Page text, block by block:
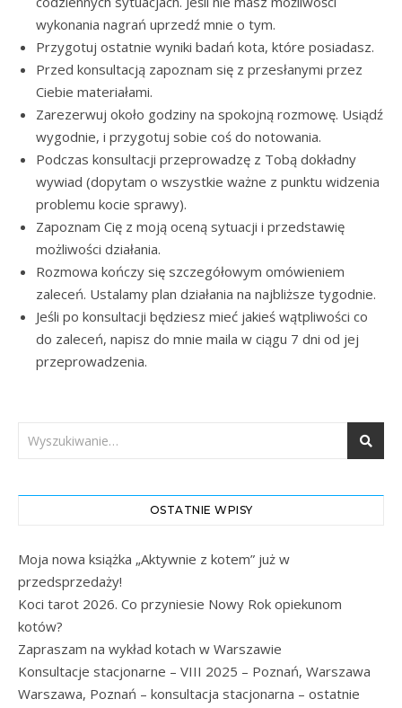
wykonania nagrań uprzedź mnie o tym.
Przygotuj ostatnie wyniki badań kota, które posiadasz.
Przed konsultacją zapoznam się z przesłanymi przez
Ciebie materiałami.
Zarezerwuj około godziny na spokojną rozmowę. Usiądź
wygodnie, i przygotuj sobie coś do notowania.
Podczas konsultacji przeprowadzę z Tobą dokładny
wywiad (dopytam o wszystkie ważne z punktu widzenia
problemu kocie sprawy).
Zapoznam Cię z moją oceną sytuacji i przedstawię
możliwości działania.
Rozmowa kończy się szczegółowym omówieniem
zaleceń. Ustalamy plan działania na najbliższe tygodnie.
Jeśli po konsultacji będziesz mieć jakieś wątpliwości co
do zaleceń, napisz do mnie maila w ciągu 7 dni od jej
przeprowadzenia.
OSTATNIE WPISY
Moja nowa książka „Aktywnie z kotem” już w
przedsprzedaży!
Koci tarot 2026. Co przyniesie Nowy Rok opiekunom
kotów?
Zapraszam na wykład kotach w Warszawie
Konsultacje stacjonarne – VIII 2025 – Poznań, Warszawa
Warszawa, Poznań – konsultacja stacjonarna – ostatnie